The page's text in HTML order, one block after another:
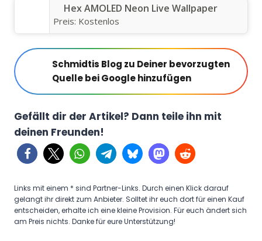
Hex AMOLED Neon Live Wallpaper
Preis: Kostenlos
Schmidtis Blog zu Deiner bevorzugten
Quelle bei Google hinzufügen
Gefällt dir der Artikel? Dann teile ihn mit
deinen Freunden!
Links mit einem * sind Partner-Links. Durch einen Klick darauf
gelangt ihr direkt zum Anbieter. Solltet ihr euch dort für einen Kauf
entscheiden, erhalte ich eine kleine Provision. Für euch ändert sich
am Preis nichts. Danke für eure Unterstützung!